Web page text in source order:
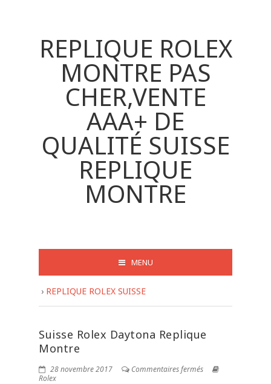
REPLIQUE ROLEX
MONTRE PAS
CHER,VENTE
AAA+ DE
QUALITÉ SUISSE
REPLIQUE
MONTRE
MENU
› REPLIQUE ROLEX SUISSE
Suisse Rolex Daytona Replique
Montre
28 novembre 2017
Commentaires fermés
Rolex